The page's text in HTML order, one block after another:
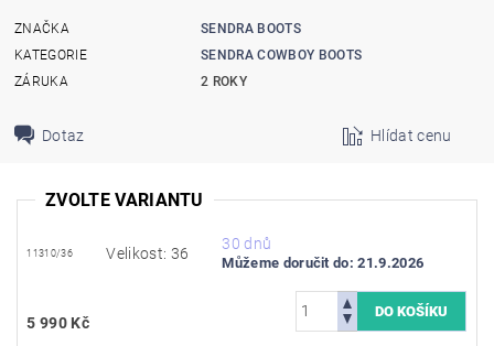
ZNAČKA
SENDRA BOOTS
KATEGORIE
SENDRA COWBOY BOOTS
ZÁRUKA
2 ROKY
Dotaz Hlídat cenu
ZVOLTE VARIANTU
11310/36 Velikost: 36
30 dnů
Můžeme doručit do: 21.9.2026
5 990 Kč